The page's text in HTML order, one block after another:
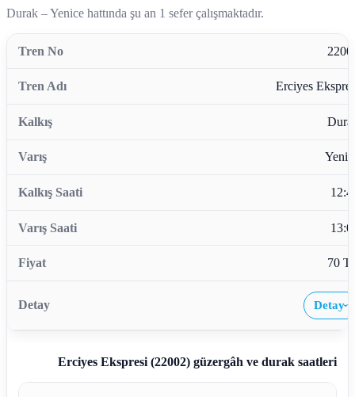
Durak – Yenice hattında şu an 1 sefer çalışmaktadır.
Erciyes
70
Detay›
Erciyes Ekspresi (22002)güzergâh ve durak saatleri